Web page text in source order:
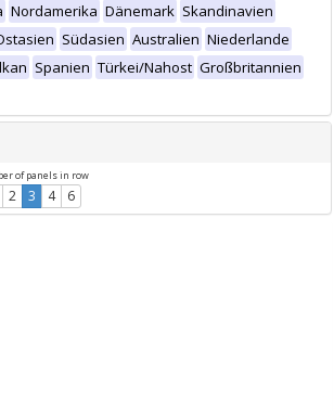
Nordamerika Dänemark Skandinavien
Südasien Australien Niederlande
Spanien Türkei/Nahost Großbritannien
of panels in row
2 3 4 6